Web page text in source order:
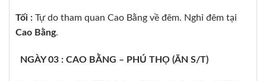
Tối : Tự do tham quan Cao Bằng về đêm. Nghỉ đêm tại
Cao Bằng.
NGÀY 03 : CAO BẰNG – PHÚ THỌ (ĂN S/T)